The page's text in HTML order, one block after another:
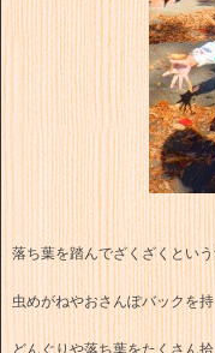
落ち葉を踏んでざくざくとい
虫めがねやおさんぽバックを
どんぐりや落ち葉をたくさん